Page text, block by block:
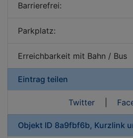
Barrierefrei:
Parkplatz:
Erreichbarkeit mit Bahn / Bus
Eintrag teilen
Twitter|
Objekt ID 8a9fbf6b, Kurzlink